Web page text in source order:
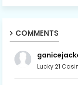
COMMENTS
Lucky 21